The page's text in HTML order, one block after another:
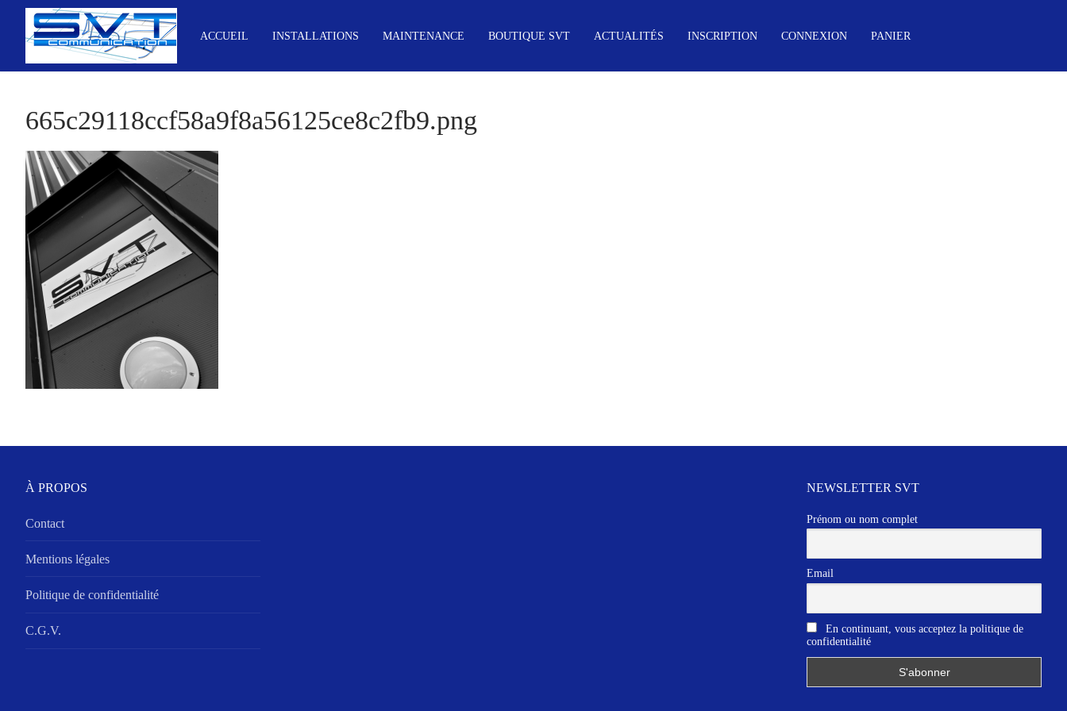
contenu
ACCUEIL INSTALLATIONS MAINTENANCE BOUTIQUE SVT ACTUALITÉS INSCRIPTION CONNEXION PANIER
665c29118ccf58a9f8a56125ce8c2fb9.png
À PROPOS
Contact
Mentions légales
Politique de confidentialité
C.G.V.
NEWSLETTER SVT
Prénom ou nom complet
Email
En continuant, vous acceptez la politique de
confidentialité